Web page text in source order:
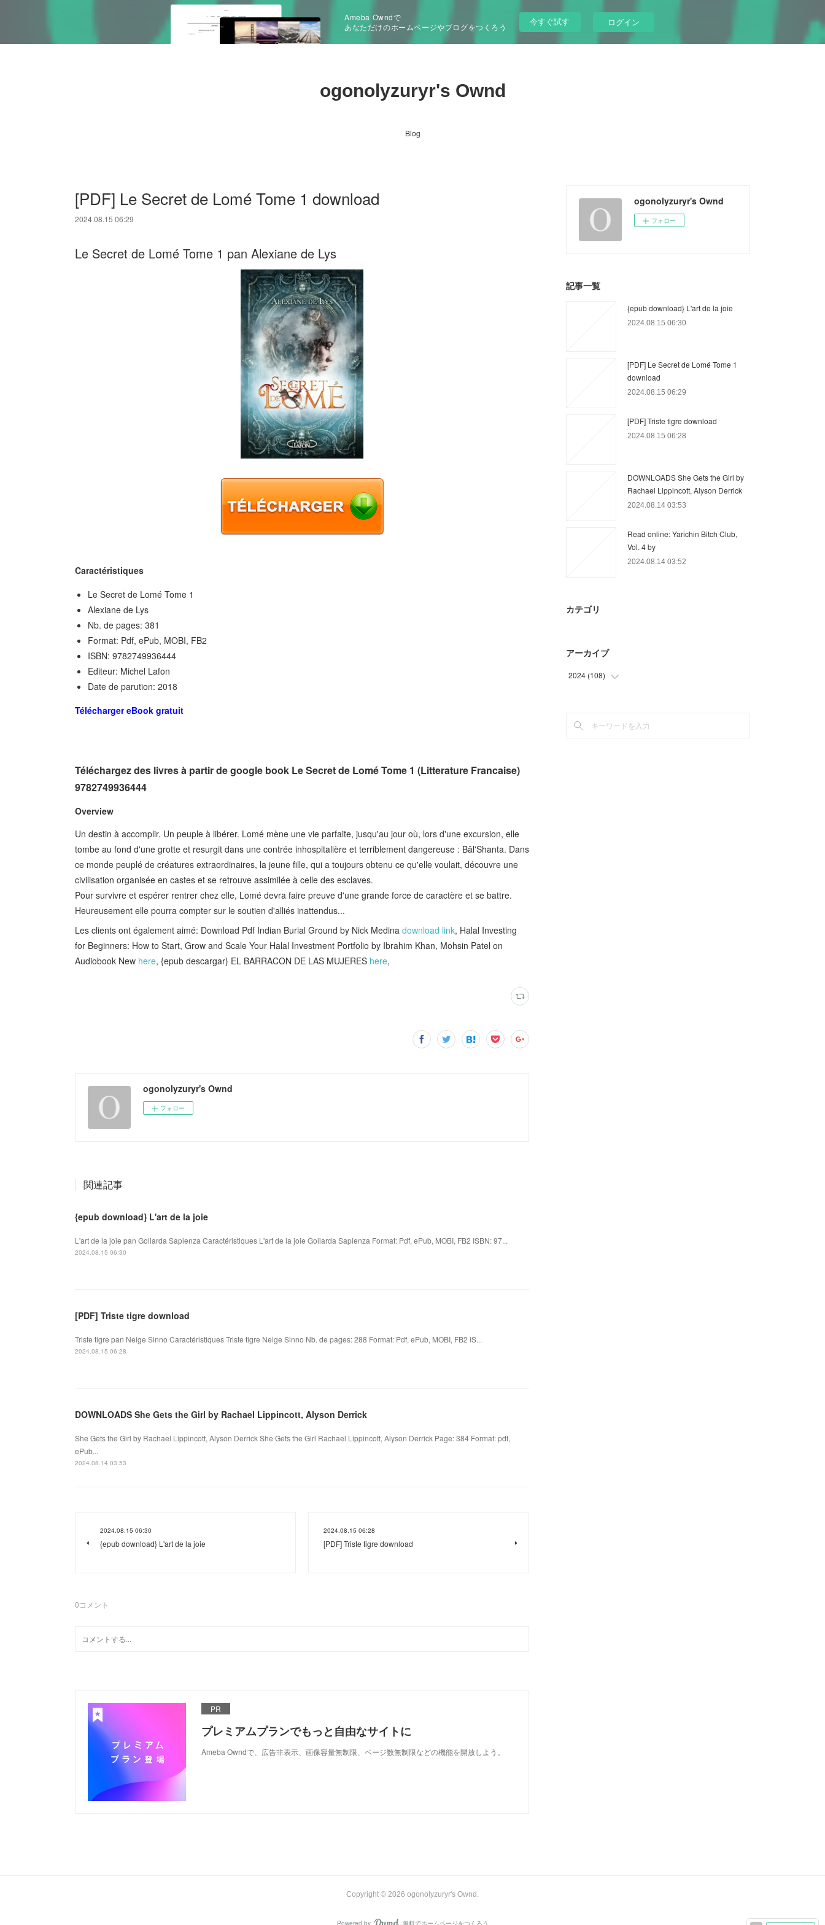
Ameba Owndで
あなただけのホームページやブログをつくろう
今すぐ試す ログイン
ogonolyzuryr's Ownd
Blog
[PDF] Le Secret de Lomé Tome 1 download
2024.08.15 06:29
Le Secret de Lomé Tome 1 pan Alexiane de Lys
Caractéristiques
Le Secret de Lomé Tome 1
Alexiane de Lys
Nb. de pages: 381
Format: Pdf, ePub, MOBI, FB2
ISBN: 9782749936444
Editeur: Michel Lafon
Date de parution: 2018
Télécharger eBook gratuit
Téléchargez des livres à partir de google book Le Secret de Lomé Tome 1 (Litterature Francaise)
9782749936444
Overview
Un destin à accomplir. Un peuple à libérer. Lomé mène une vie parfaite, jusqu'au jour où, lors d'une excursion, elle
tombe au fond d'une grotte et resurgit dans une contrée inhospitalière et terriblement dangereuse : Bâl'Shanta. Dans
ce monde peuplé de créatures extraordinaires, la jeune fille, qui a toujours obtenu ce qu'elle voulait, découvre une
civilisation organisée en castes et se retrouve assimilée à celle des esclaves.
Pour survivre et espérer rentrer chez elle, Lomé devra faire preuve d'une grande force de caractère et se battre.
Heureusement elle pourra compter sur le soutien d'alliés inattendus...
Les clients ont également aimé: Download Pdf Indian Burial Ground by Nick Medina download link, Halal Investing
for Beginners: How to Start, Grow and Scale Your Halal Investment Portfolio by Ibrahim Khan, Mohsin Patel on
Audiobook New here, {epub descargar} EL BARRACON DE LAS MUJERES here,
ogonolyzuryr's Ownd
フォロー
関連記事
{epub download} L'art de la joie
L'art de la joie pan Goliarda Sapienza Caractéristiques L'art de la joie Goliarda Sapienza Format: Pdf, ePub, MOBI, FB2 ISBN: 97...
2024.08.15 06:30
[PDF] Triste tigre download
Triste tigre pan Neige Sinno Caractéristiques Triste tigre Neige Sinno Nb. de pages: 288 Format: Pdf, ePub, MOBI, FB2 IS...
2024.08.15 06:28
DOWNLOADS She Gets the Girl by Rachael Lippincott, Alyson Derrick
She Gets the Girl by Rachael Lippincott, Alyson Derrick She Gets the Girl Rachael Lippincott, Alyson Derrick Page: 384 Format: pdf,
ePub...
2024.08.14 03:53
2024.08.15 06:30
{epub download} L'art de la joie
2024.08.15 06:28
[PDF] Triste tigre download
0コメント
PR
プレミアムプランでもっと自由なサイトに
Ameba Owndで、広告非表示、画像容量無制限、ページ数無制限などの機能を開放しよう。
ogonolyzuryr's Ownd
フォロー
記事一覧
{epub download} L'art de la joie
2024.08.15 06:30
[PDF] Le Secret de Lomé Tome 1
download
2024.08.15 06:29
[PDF] Triste tigre download
2024.08.15 06:28
DOWNLOADS She Gets the Girl by
Rachael Lippincott, Alyson Derrick
2024.08.14 03:53
Read online: Yarichin Bitch Club,
Vol. 4 by
2024.08.14 03:52
カテゴリ
アーカイブ
2024 (108)
Copyright © 2026 ogonolyzuryr's Ownd .
Powered by 無料でホームページをつくろう